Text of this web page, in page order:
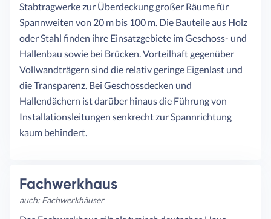
Stabtragwerke zur Überdeckung großer Räume für
Spannweiten von 20 m bis 100 m. Die Bauteile aus Holz
oder Stahl finden ihre Einsatzgebiete im Geschoss- und
Hallenbau sowie bei Brücken. Vorteilhaft gegenüber
Vollwandträgern sind die relativ geringe Eigenlast und
die Transparenz. Bei Geschossdecken und
Hallendächern ist darüber hinaus die Führung von
Installationsleitungen senkrecht zur Spannrichtung
kaum behindert.
Fachwerkhaus
auch: Fachwerkhäuser